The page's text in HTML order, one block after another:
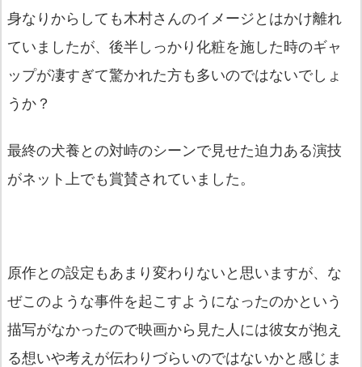
身なりからしても木村さんのイメージとはかけ離れ
ていましたが、後半しっかり化粧を施した時のギャ
ップが凄すぎて驚かれた方も多いのではないでしょ
うか？
最終の犬養との対峙のシーンで見せた迫力ある演技
がネット上でも賞賛されていました。
原作との設定もあまり変わりないと思いますが、な
ぜこのような事件を起こすようになったのかという
描写がなかったので映画から見た人には彼女が抱え
る想いや考えが伝わりづらいのではないかと感じま